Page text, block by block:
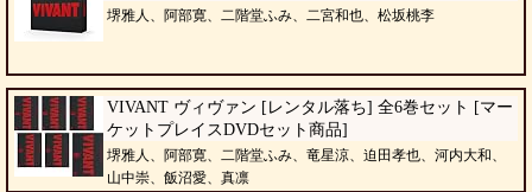
堺雅人、阿部寛、二階堂ふみ、二宮和也、松坂桃李
VIVANT ヴィヴァン [レンタル落ち] 全6巻セット [マー
ケットプレイスDVDセット商品]
堺雅人、阿部寛、二階堂ふみ、竜星涼、迫田孝也、河内大和、
山中崇、飯沼愛、真凛